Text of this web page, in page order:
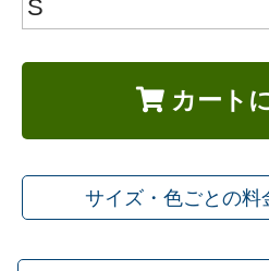
カート
サイズ・色ごとの料